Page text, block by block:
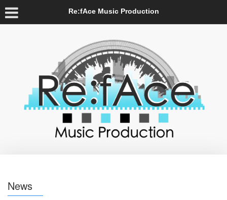
Re:fAce Music Production
News